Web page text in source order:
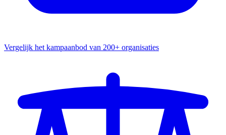
Vergelijk het kampaanbod van 200+ organisaties